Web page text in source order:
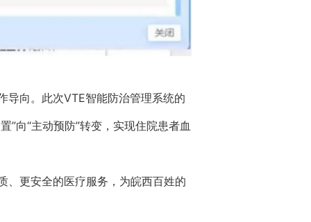
导向。此次VTE智能防治管理系统的
”向“主动预防”转变，实现住院患者血
、更安全的医疗服务，为皖西百姓的